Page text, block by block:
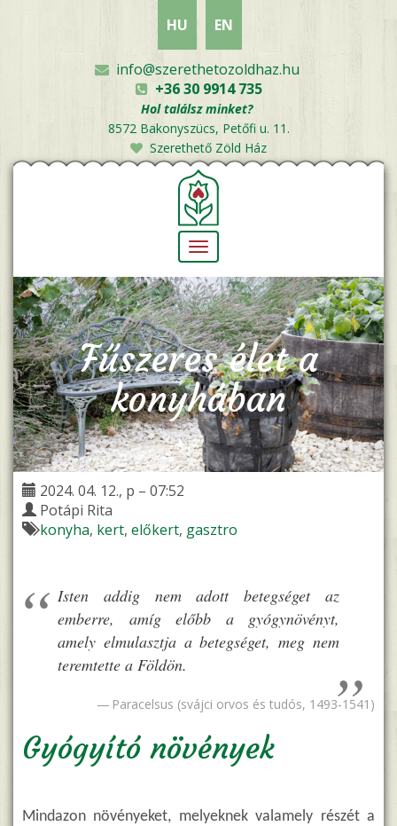
HU EN
info@szerethetozoldhaz.hu
+36 30 9914 735
Hol találsz minket?
8572 Bakonyszücs, Petőfi u. 11.
Szerethető Zöld Ház
Navigáció
átkapcsolása
Fűszeres élet a
konyhában
2024. 04. 12., p – 07:52
Potápi Rita
konyha kert előkert gasztro
Isten addig nem adott betegséget az
emberre, amíg előbb a gyógynövényt,
amely elmulasztja a betegséget, meg nem
teremtette a Földön.
Paracelsus (svájci orvos és tudós, 1493-1541)
Gyógyító növények
Mindazon növényeket, melyeknek valamely részét a